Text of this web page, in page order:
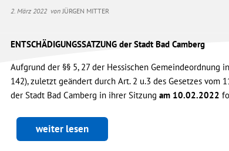
2. März 2022 vonJÜRGEN MITTER
ENTSCHÄDIGUNGSSATZUNG der Stadt Bad Camberg
Aufgrund der §§ 5, 27 der Hessischen Gemeindeordnung
142), zuletzt geändert durch Art. 2 u.3 des Gesetzes vom
der Stadt Bad Camberg in ihrer Sitzung am 10.02.2022
weiter lesen